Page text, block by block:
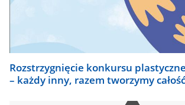
Rozstrzygnięcie konkursu
– każdy inny, razem tworzymy